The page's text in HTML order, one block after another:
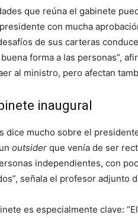
que reúna el gabinete
con mucha
de sus carteras
forma a las personas”,
al ministro, pero afectan
inaugural
dice mucho sobre el
outsider que venía de ser
independientes, con
señala el profesor adjunto
es especialmente clave: